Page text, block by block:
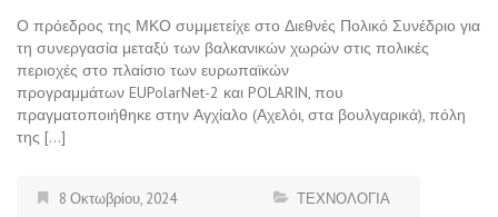
Ο πρόεδρος της ΜΚΟ συμμετείχε στο Διεθνές Πολικό Συνέδριο για
τη συνεργασία μεταξύ των βαλκανικών χωρών στις πολικές
περιοχές στο πλαίσιο των ευρωπαϊκών
προγραμμάτων EUPolarNet-2 και POLARIN, που
πραγματοποιήθηκε στην Αγχίαλο (Αχελόι, στα βουλγαρικά), πόλη
της […]
8 Οκτωβρίου, 2024 ΤΕΧΝΟΛΟΓΙΑ